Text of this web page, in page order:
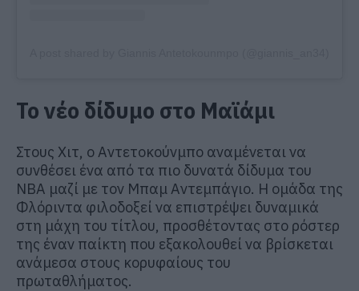
Το νέο δίδυμο στο Μαϊάμι
Στους Χιτ, ο Αντετοκούνμπο αναμένεται να
συνθέσει ένα από τα πιο δυνατά δίδυμα του
NBA μαζί με τον Μπαμ Αντεμπάγιο. Η ομάδα της
Φλόριντα φιλοδοξεί να επιστρέψει δυναμικά
στη μάχη του τίτλου, προσθέτοντας στο ρόστερ
της έναν παίκτη που εξακολουθεί να βρίσκεται
ανάμεσα στους κορυφαίους του
πρωταθλήματος.